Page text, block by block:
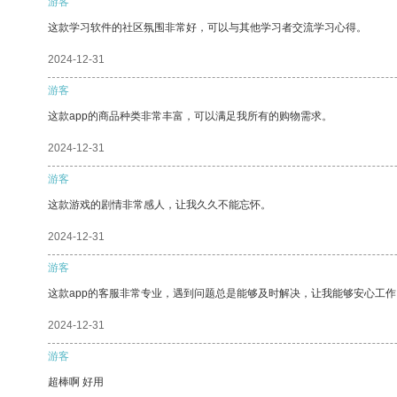
这款学习软件的社区氛围非常好，可以与其他学习者交流学习心得。
2024-12-31
游客
这款app的商品种类非常丰富，可以满足我所有的购物需求。
2024-12-31
游客
这款游戏的剧情非常感人，让我久久不能忘怀。
2024-12-31
游客
这款app的客服非常专业，遇到问题总是能够及时解决，让我能够安心工
2024-12-31
游客
超棒啊 好用